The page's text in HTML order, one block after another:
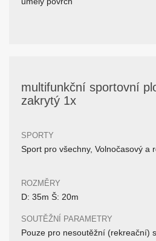
multifunkční sportovní
zakrytý 1x
SPORTY
Sport pro všechny, Volnočasový a
ROZMĚRY
D: 35m Š: 20m
SOUTĚŽNÍ PARAMETRY
Pouze pro nesoutěžní (rekreační)